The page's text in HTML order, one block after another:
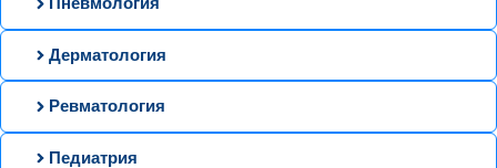
Дерматология
Ревматология
Педиатрия